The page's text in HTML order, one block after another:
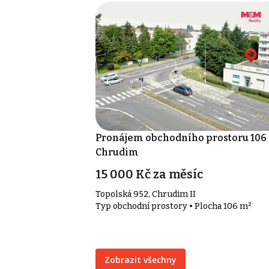
Pronájem obchodního prostoru 106
Chrudim
15 000 Kč za měsíc
Topolská 952, Chrudim II
Typ obchodní prostory • Plocha 106 m²
Zobrazit všechny